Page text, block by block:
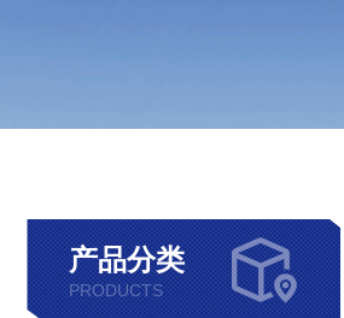
产品分类
PRODUCTS